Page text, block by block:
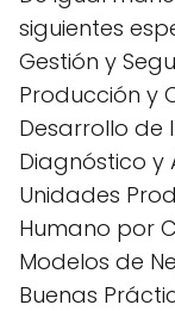
siguientes
Gestión y
Producción y
Desarrollo de
Diagnóstico y
Unidades
Humano por
Modelos de
Buenas